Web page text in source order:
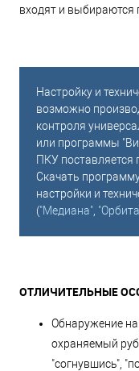
входят и выбираются
Настройку и
возможно
контроля
или программы
ПКУ поставляется
Скачать
настройки и
("Медиана"
ОТЛИЧИТЕЛЬНЫЕ
Обнаружение
охраняемый
"согнувшись",